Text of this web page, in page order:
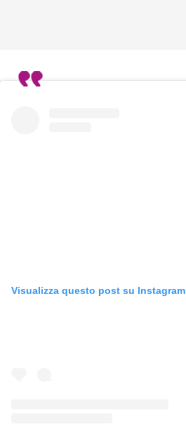
Visualizza questo post su Instagram